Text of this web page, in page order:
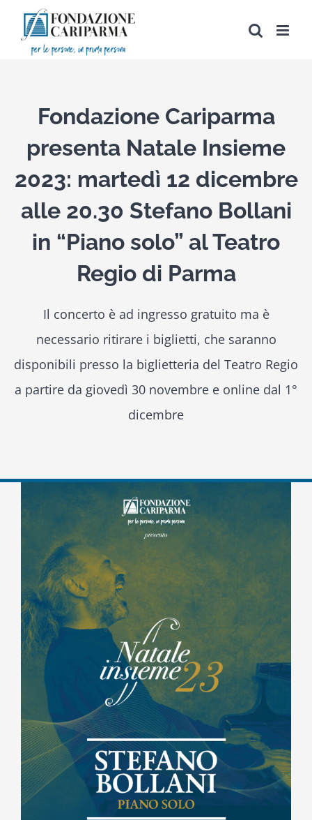
contenuto
Fondazione Cariparma
presenta Natale Insieme
2023: martedì 12 dicembre
alle 20.30 Stefano Bollani
in “Piano solo” al Teatro
Regio di Parma
Il concerto è ad ingresso gratuito ma è
necessario ritirare i biglietti, che saranno
disponibili presso la biglietteria del Teatro Regio
a partire da giovedì 30 novembre e online dal 1°
dicembre
immagine